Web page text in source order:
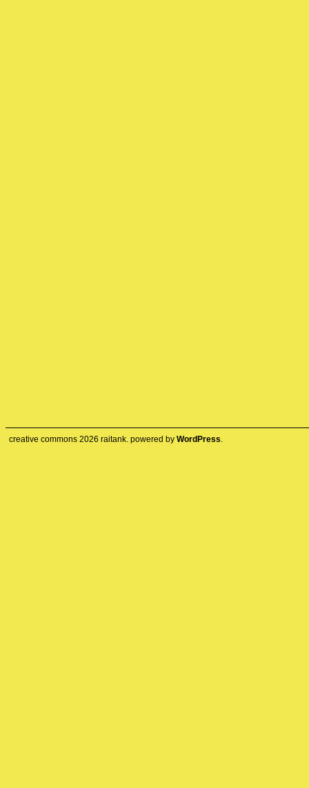
creative commons 2026 raitank. powered by WordPress.